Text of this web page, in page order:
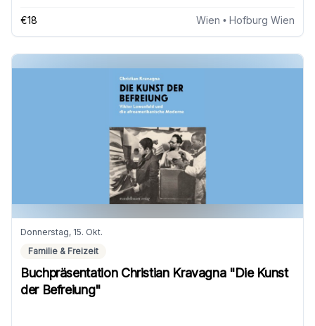
€18 Wien • Hofburg Wien
Donnerstag, 15. Okt.
Familie & Freizeit
Buchpräsentation Christian Kravagna "Die Kunst
der Befreiung"